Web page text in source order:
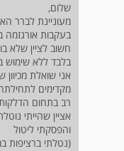
שלום,
מעוניינת לברר
בעקבות אורגזמה
חשוב לציין שלא
בלבד ללא שימוש
אני שואלת
מקדימים
רב בתחום
אציין שהייתי
והפסקתי ליטול
(נטלתי ברציפות